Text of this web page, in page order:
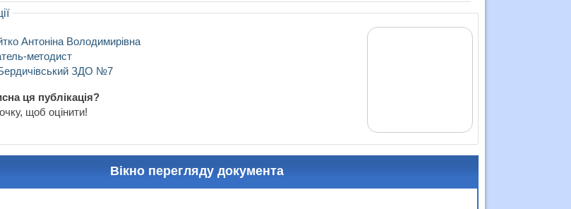
Антоніна Володимирівна
методист
ЗДО №7
ця публікація?
щоб оцінити!
Вікно перегляду документа